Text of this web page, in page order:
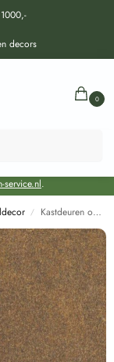
decors
0
een EXTRA
levertijd.
service.nl.
/ Kastdeuren op maat Sierra Gold (F76100 CR) voor IKEA PAX